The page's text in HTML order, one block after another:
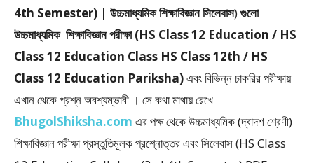
4th Semester) | উচ্চমাধ্যমিক শিক্ষাবিজ্ঞান সিলেবাস)গুলো
উচ্চমাধ্যমিক শিক্ষাবিজ্ঞান পরীক্ষা (HS Class 12 Education / HS
Class 12 Education Class HS Class 12th / HS
Class 12 Education Pariksha)এবং বিভিন্ন চাকরির পরীক্ষায়
এখান থেকে প্রশ্ন অবশ্যম্ভাবী । সে কথা মাথায় রেখে
BhugolShiksha.com এর পক্ষ থেকে উচ্চমাধ্যমিক (দ্বাদশ শ্রেণী)
শিক্ষাবিজ্ঞান পরীক্ষা প্রস্তুতিমূলক প্রশ্নোত্তর এবং সিলেবাস (HS Class